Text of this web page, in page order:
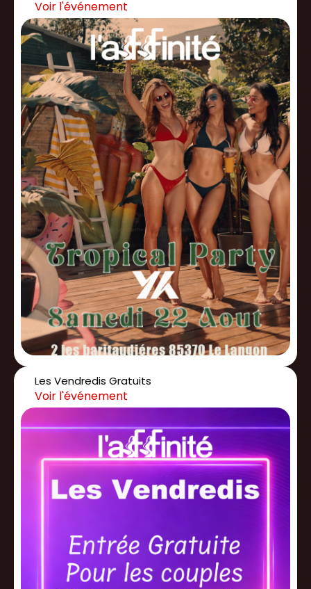
Les Vendredis Gratuits